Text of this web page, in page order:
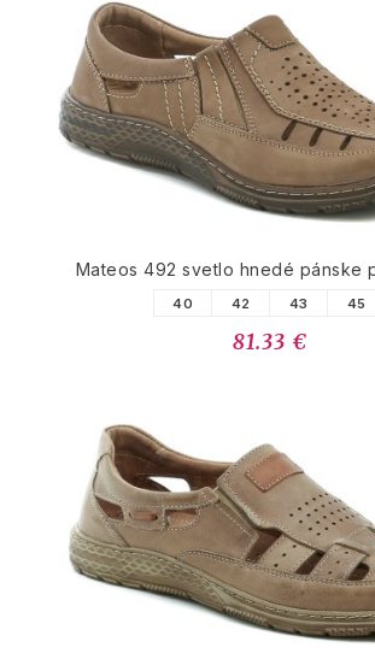
Mateos 492 svetlo hnedé pánske
40 42 43 45
81.33 €